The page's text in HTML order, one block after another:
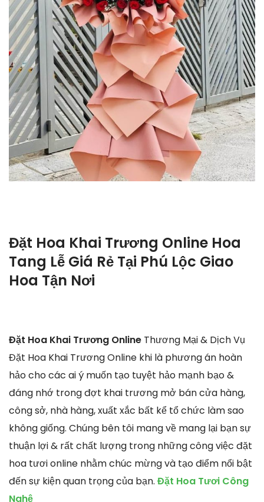
Đặt Hoa Khai Trương Online Hoa
Tang Lễ Giá Rẻ Tại Phú Lộc Giao
Hoa Tận Nơi
Đặt Hoa Khai Trương Online Thương Mại & Dịch Vụ
Đặt Hoa Khai Trương Online khi là phương án hoàn
hảo cho các ai ý muốn tạo tuyệt hảo mạnh bạo &
đáng nhớ trong đợt khai trương mở bán cửa hàng,
công sở, nhà hàng, xuất xắc bất kể tổ chức làm sao
không giống. Chúng bên tôi mang về mang lại bạn sự
thuận lợi & rất chất lượng trong những công việc đặt
hoa tươi online nhằm chúc mừng và tạo điểm nổi bật
đến sự kiện quan trọng của bạn. Đặt Hoa Tươi Công
Nghệ